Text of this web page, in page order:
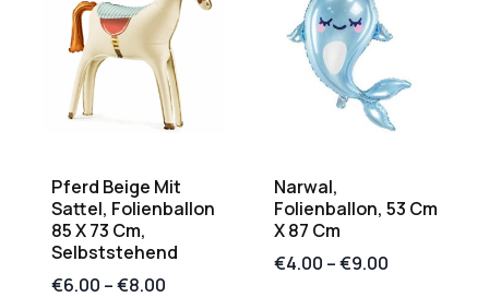
Pferd Beige Mit
Sattel, Folienballon
85 X 73 Cm,
Selbststehend
€6.00 –€8.00
Narwal,
Folienballon, 53 Cm
X 87 Cm
€4.00 –€9.00